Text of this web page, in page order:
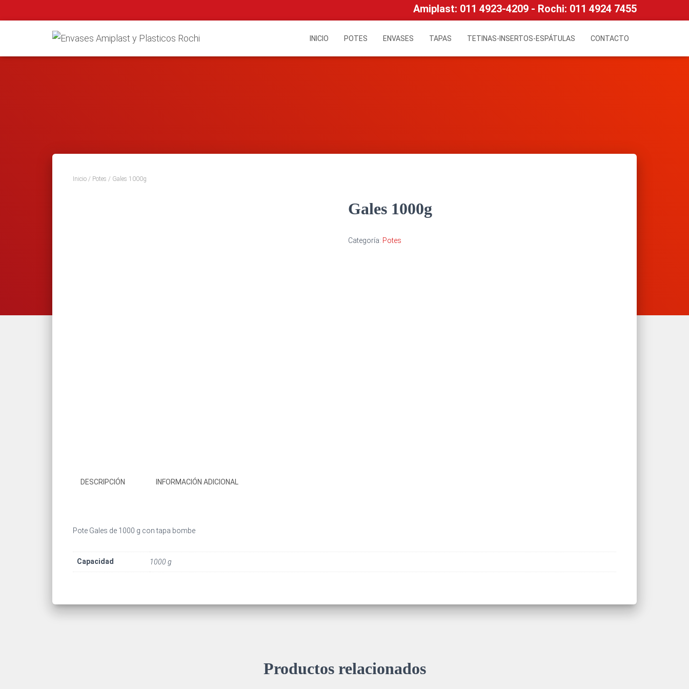
Amiplast: 011 4923-4209 - Rochi: 011 4924 7455
INICIO POTES ENVASES TAPAS TETINAS-INSERTOS-ESPÁTULAS CONTACTO
Inicio / Potes / Gales 1000g
Gales 1000g
Categoría: Potes
DESCRIPCIÓN INFORMACIÓN ADICIONAL
Pote Gales de 1000 g con tapa bombe
Capacidad 1000 g
Productos relacionados